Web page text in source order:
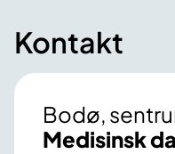
Kontakt
Bodø,
Medisinsk